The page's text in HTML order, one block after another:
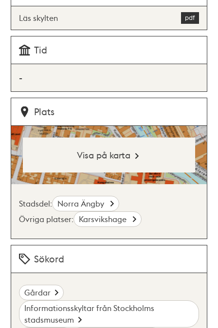
Läs skylten
Tid
-
Plats
Visa på karta
Stadsdel: Norra Ängby
Övriga platser: Karsvikshage
Sökord
Gårdar
Informationsskyltar från Stockholms
stadsmuseum